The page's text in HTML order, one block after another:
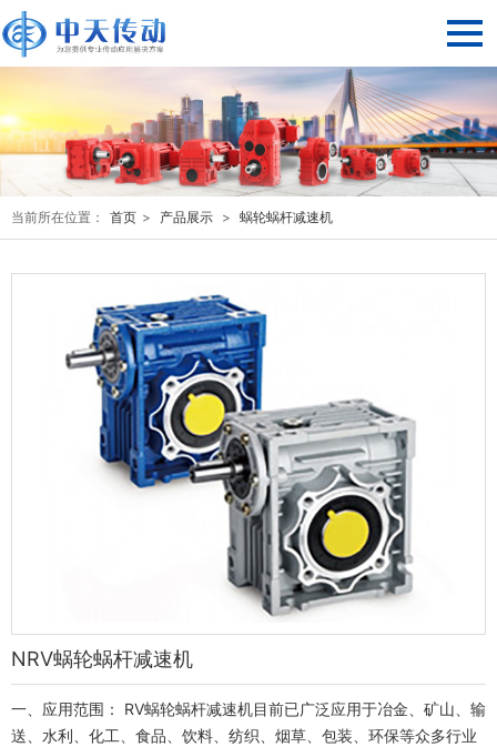
当前所在位置： 首页 > 产品展示 > 蜗轮蜗杆减速机
NRV蜗轮蜗杆减速机
一、应用范围： RV蜗轮蜗杆减速机目前已广泛应用于冶金、矿山、输
送、水利、化工、食品、饮料、纺织、烟草、包装、环保等众多行业